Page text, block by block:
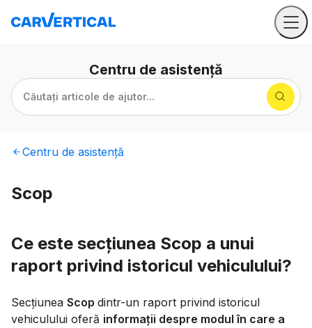
Centru de asistență
Căutați articole de ajutor...
Centru de asistență
Scop
Ce este secțiunea Scop a unui
raport privind istoricul vehiculului?
Secțiunea Scop dintr-un raport privind istoricul
vehiculului oferă informații despre modul în care a